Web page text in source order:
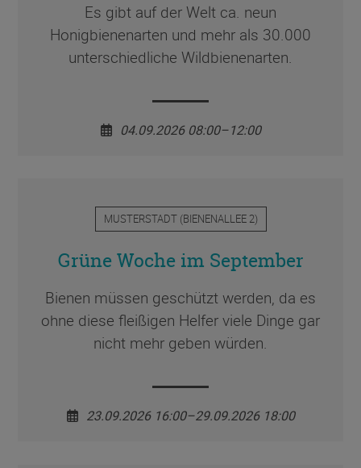
Es gibt auf der Welt ca. neun
Honigbienenarten und mehr als 30.000
unterschiedliche Wildbienenarten.
04.09.2026 08:00–12:00
MUSTERSTADT(BIENENALLEE 2)
Grüne Woche im September
Bienen müssen geschützt werden, da es
ohne diese fleißigen Helfer viele Dinge gar
nicht mehr geben würden.
23.09.2026 16:00–29.09.2026 18:00